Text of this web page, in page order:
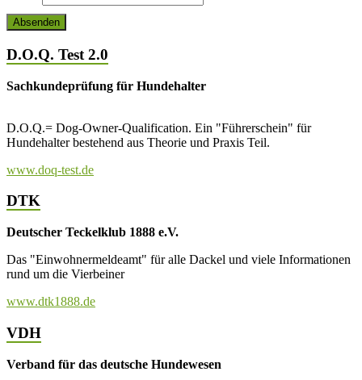
D.O.Q. Test 2.0
Sachkundeprüfung für Hundehalter
D.O.Q.= Dog-Owner-Qualification. Ein "Führerschein" für
Hundehalter bestehend aus Theorie und Praxis Teil.
www.doq-test.de
DTK
Deutscher Teckelklub 1888 e.V.
Das "Einwohnermeldeamt" für alle Dackel und viele Informationen
rund um die Vierbeiner
www.dtk1888.de
VDH
Verband für das deutsche Hundewesen